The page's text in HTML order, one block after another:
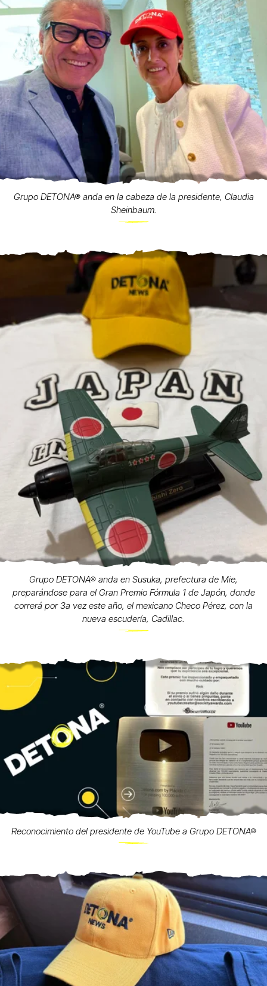
Grupo DETONA® anda en la cabeza de la presidente, Claudia
Sheinbaum.
Grupo DETONA® anda en Susuka, prefectura de Mie,
preparándose para el Gran Premio Fórmula 1 de Japón, donde
correrá por 3a vez este año, el mexicano Checo Pérez, con la
nueva escudería, Cadillac.
Reconocimiento del presidente de YouTube a Grupo DETONA®